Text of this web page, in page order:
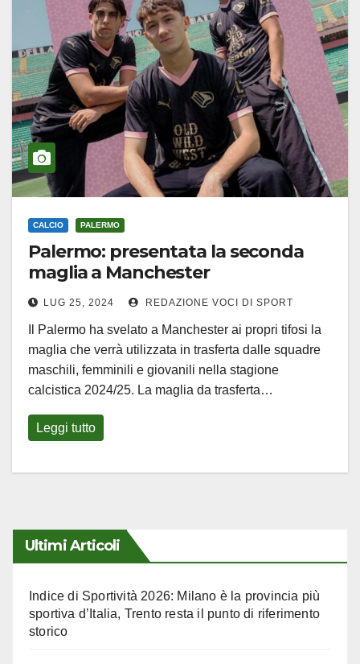
CALCIO PALERMO
Palermo: presentata la seconda
maglia a Manchester
LUG 25, 2024 REDAZIONE VOCI DI SPORT
Il Palermo ha svelato a Manchester ai propri tifosi la
maglia che verrà utilizzata in trasferta dalle squadre
maschili, femminili e giovanili nella stagione
calcistica 2024/25. La maglia da trasferta…
Leggi tutto
Ultimi Articoli
Indice di Sportività 2026: Milano è la provincia più
sportiva d’Italia, Trento resta il punto di riferimento
storico